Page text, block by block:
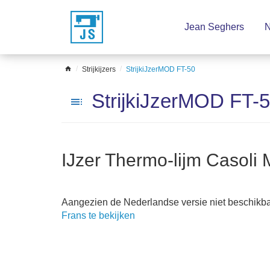
Sla
Jean Seghers
home Strijkijzers StrijkiJzerMOD FT-50
toc StrijkiJzerMOD FT-
IJzer Thermo-lijm Casoli
Aangezien de Nederlandse versie niet
Frans te bekijken